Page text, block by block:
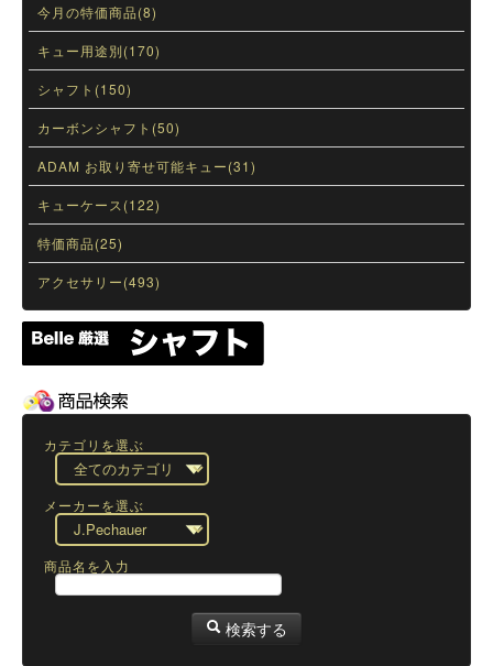
今月の特価商品(8)
キュー用途別(170)
シャフト(150)
カーボンシャフト(50)
ADAM お取り寄せ可能キュー(31)
キューケース(122)
特価商品(25)
アクセサリー(493)
カテゴリを選ぶ
メーカーを選ぶ
商品名を入力
検索する